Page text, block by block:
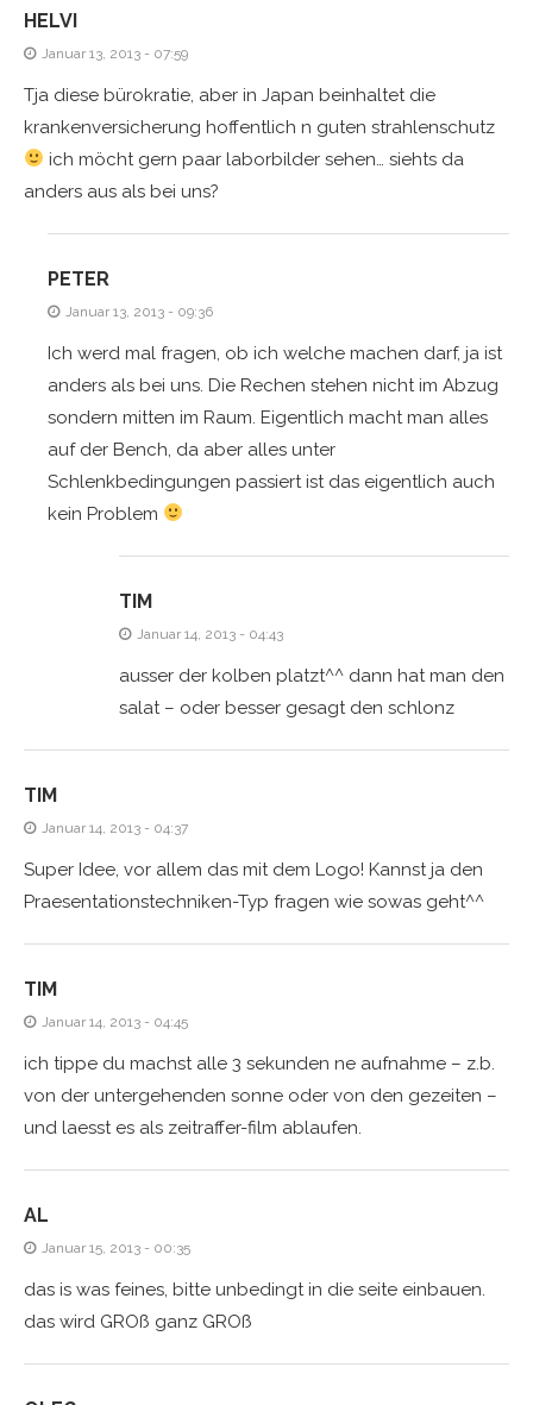
HELVI
Januar 13, 2013 - 07:59
Tja diese bürokratie, aber in Japan beinhaltet die
krankenversicherung hoffentlich n guten strahlenschutz
ich möcht gern paar laborbilder sehen… siehts da
anders aus als bei uns?
PETER
Januar 13, 2013 - 09:36
Ich werd mal fragen, ob ich welche machen darf, ja ist
anders als bei uns. Die Rechen stehen nicht im Abzug
sondern mitten im Raum. Eigentlich macht man alles
auf der Bench, da aber alles unter
Schlenkbedingungen passiert ist das eigentlich auch
kein Problem
TIM
Januar 14, 2013 - 04:43
ausser der kolben platzt^^ dann hat man den
salat – oder besser gesagt den schlonz
TIM
Januar 14, 2013 - 04:37
Super Idee, vor allem das mit dem Logo! Kannst ja den
Praesentationstechniken-Typ fragen wie sowas geht^^
TIM
Januar 14, 2013 - 04:45
ich tippe du machst alle 3 sekunden ne aufnahme – z.b.
von der untergehenden sonne oder von den gezeiten –
und laesst es als zeitraffer-film ablaufen.
AL
Januar 15, 2013 - 00:35
das is was feines, bitte unbedingt in die seite einbauen.
das wird GROß ganz GROß